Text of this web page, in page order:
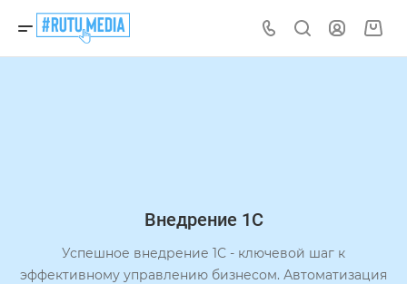
Внедрение 1С
Успешное внедрение 1С - ключевой шаг к
эффективному управлению бизнесом. Автоматизация